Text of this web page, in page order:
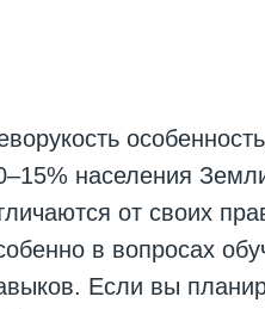
населения
от своих
в вопросах
Если вы